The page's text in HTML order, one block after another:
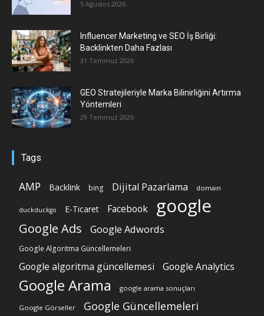
5 Ağustos 2026
Influencer Marketing ve SEO İş Birliği:
Backlinkten Daha Fazlası
31 Temmuz 2026
GEO Stratejileriyle Marka Bilinirliğini Artırma
Yöntemleri
29 Temmuz 2026
Tags
AMP Backlink bing Dijital Pazarlama domain
duckduckgo E-Ticaret Facebook google
Google Ads Google Adwords
Google Algoritma Güncellemeleri
Google algoritma güncellemesi Google Analytics
Google Arama google arama sonuçları
Google Görseller Google Güncellemeleri